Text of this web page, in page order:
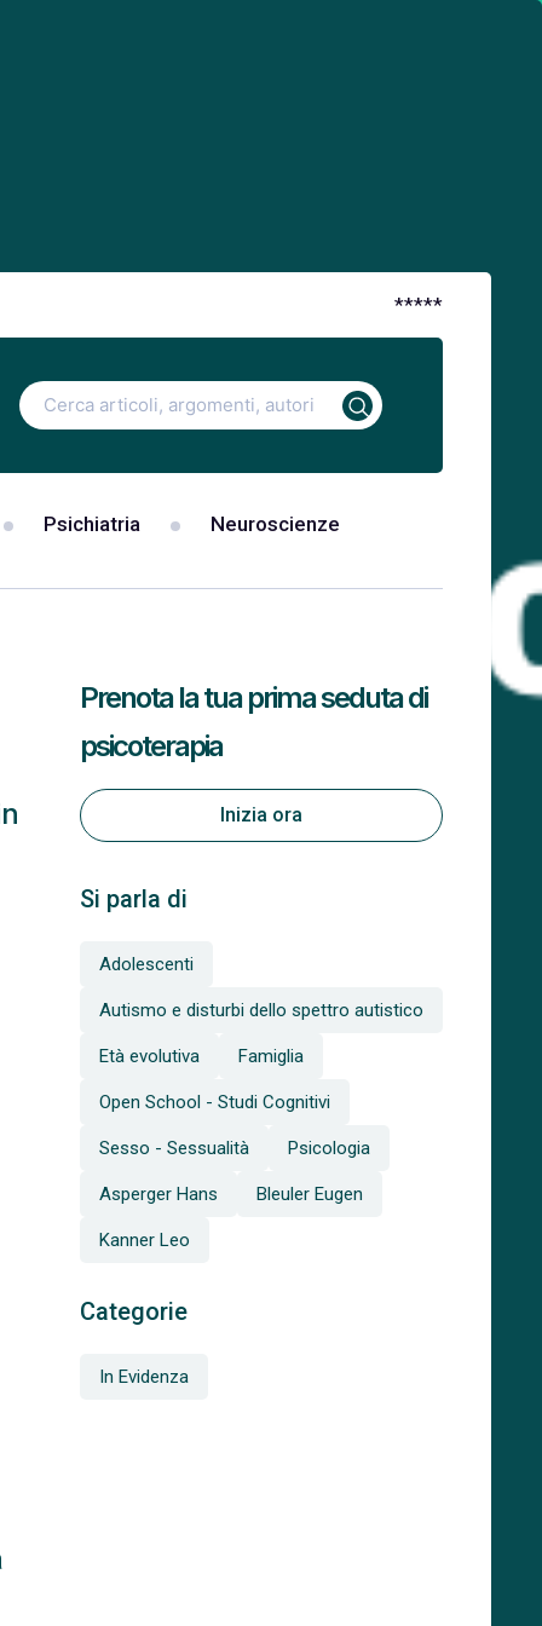
*****
Ricerca
per:
Psichiatria Neuroscienze
Si parla di
Adolescenti
Autismo e disturbi dello spettro autistico
Età evolutiva Famiglia
Open School - Studi Cognitivi
Sesso - Sessualità Psicologia
Asperger Hans Bleuler Eugen
Kanner Leo
Categorie
In Evidenza
Prenota la tua prima seduta di
psicoterapia
Inizia ora